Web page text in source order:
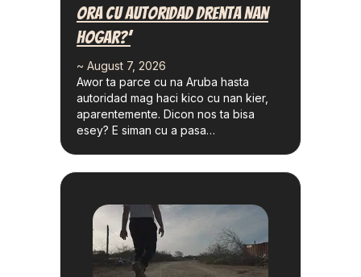
Ora Cu Autoridad Drenta Nan
Hogar?’
~ August 7, 2026
Awor ta parce cu na Aruba hasta
autoridad mag haci kico cu nan kier,
aparentemente. Dicon nos ta bisa
esey? E siman cu a pasa…